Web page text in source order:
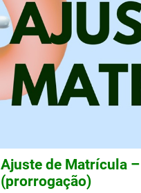
Ajuste de Matrícula
(prorrogação)